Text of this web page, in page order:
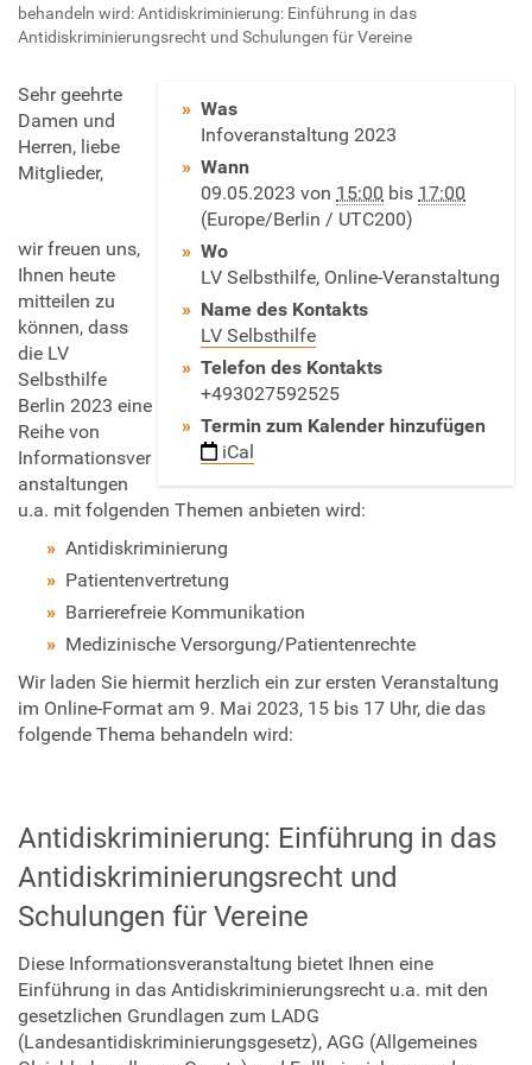
behandeln wird: Antidiskriminierung: Einführung in das
Antidiskriminierungsrecht und Schulungen für Vereine
h
t
t
p
/
/
w
w
w
.
l
v
-
s
e
l
f
e
e
r
l
i
n
.
d
e
/
e
Was
Infoveranstaltung 2023
Wann
09.05.2023 von 15:00 bis 17:00
(Europe/Berlin / UTC200)
Wo
LV Selbsthilfe, Online-Veranstaltung
Name des Kontakts
LV Selbsthilfe
Telefon des Kontakts
+493027592525
Termin zum Kalender hinzufügen
iCal
Sehr geehrte
Damen und
Herren, liebe
Mitglieder,
wir freuen uns,
Ihnen heute
mitteilen zu
können, dass
die LV
Selbsthilfe
Berlin 2023 eine
Reihe von
Informationsver
anstaltungen
u.a. mit folgenden Themen anbieten wird:
Antidiskriminierung
Patientenvertretung
Barrierefreie Kommunikation
Medizinische Versorgung/Patientenrechte
Wir laden Sie hiermit herzlich ein zur ersten Veranstaltung
im Online-Format am 9. Mai 2023, 15 bis 17 Uhr, die das
folgende Thema behandeln wird:
Antidiskriminierung: Einführung in das
Antidiskriminierungsrecht und
Schulungen für Vereine
Diese Informationsveranstaltung bietet Ihnen eine
Einführung in das Antidiskriminierungsrecht u.a. mit den
gesetzlichen Grundlagen zum LADG
(Landesantidiskriminierungsgesetz), AGG (Allgemeines